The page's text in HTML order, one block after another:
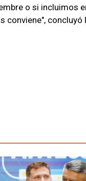
o si incluimos
conviene", concluyó